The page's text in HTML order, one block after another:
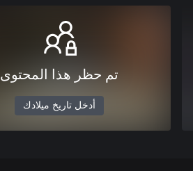
تم حظر هذا المحتوى
أدخل تاريخ ميلادك